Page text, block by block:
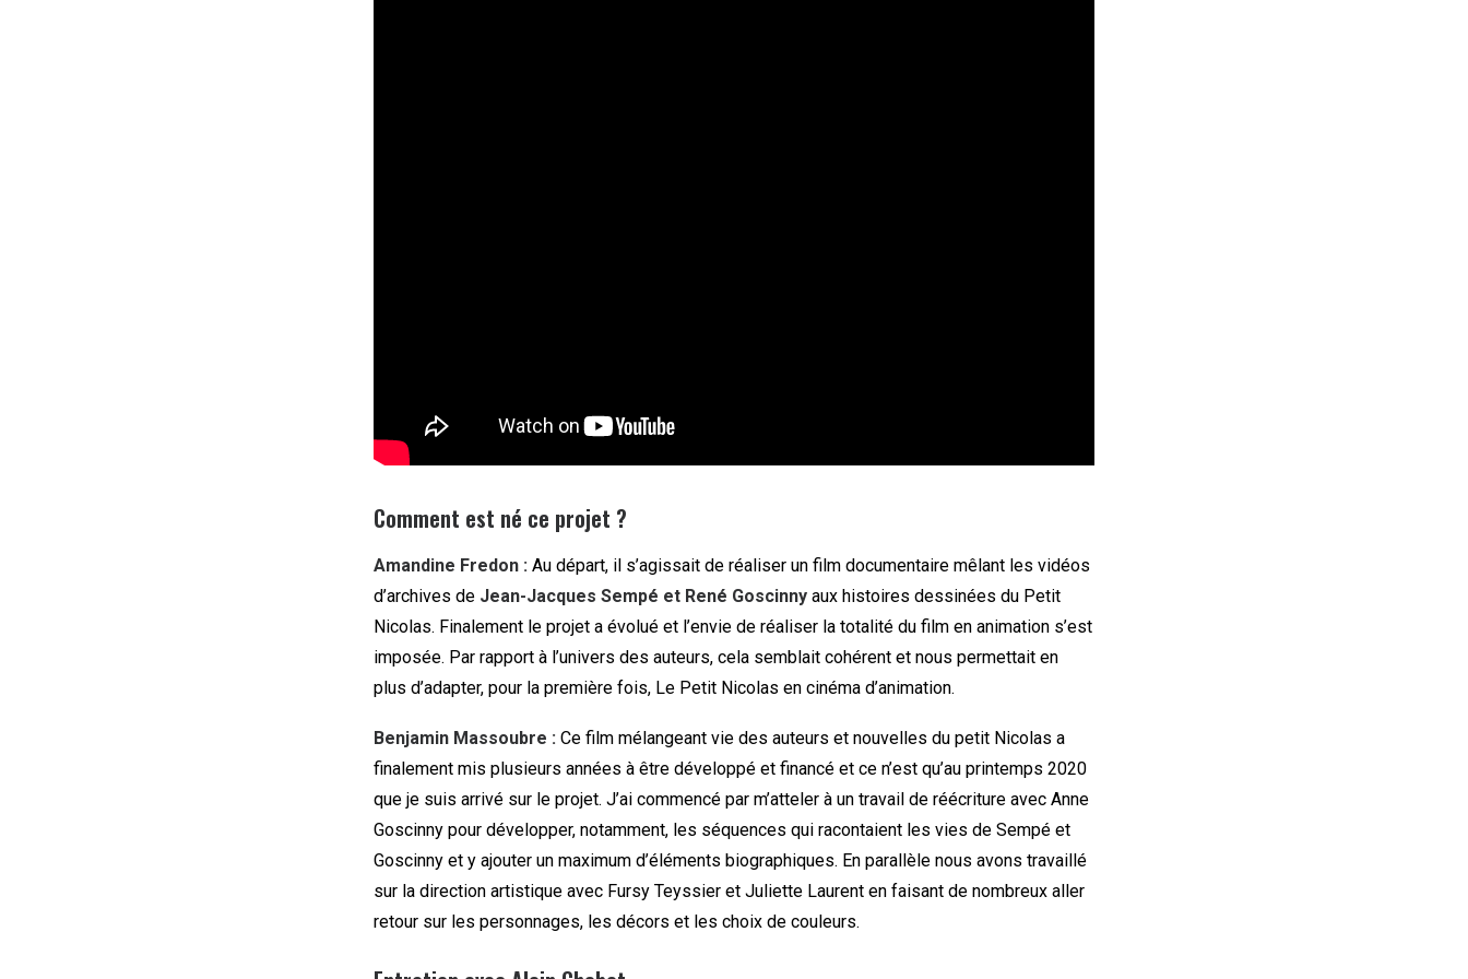
Comment est né ce projet ?
Amandine Fredon : Au départ, il s’agissait de réaliser un film documentaire mêlant les vidéos
d’archives de Jean-Jacques Sempé et René Goscinny aux histoires dessinées du Petit
Nicolas. Finalement le projet a évolué et l’envie de réaliser la totalité du film en animation s’est
imposée. Par rapport à l’univers des auteurs, cela semblait cohérent et nous permettait en
plus d’adapter, pour la première fois, Le Petit Nicolas en cinéma d’animation.
Benjamin Massoubre : Ce film mélangeant vie des auteurs et nouvelles du petit Nicolas a
finalement mis plusieurs années à être développé et financé et ce n’est qu’au printemps 2020
que je suis arrivé sur le projet. J’ai commencé par m’atteler à un travail de réécriture avec Anne
Goscinny pour développer, notamment, les séquences qui racontaient les vies de Sempé et
Goscinny et y ajouter un maximum d’éléments biographiques. En parallèle nous avons travaillé
sur la direction artistique avec Fursy Teyssier et Juliette Laurent en faisant de nombreux aller
retour sur les personnages, les décors et les choix de couleurs.